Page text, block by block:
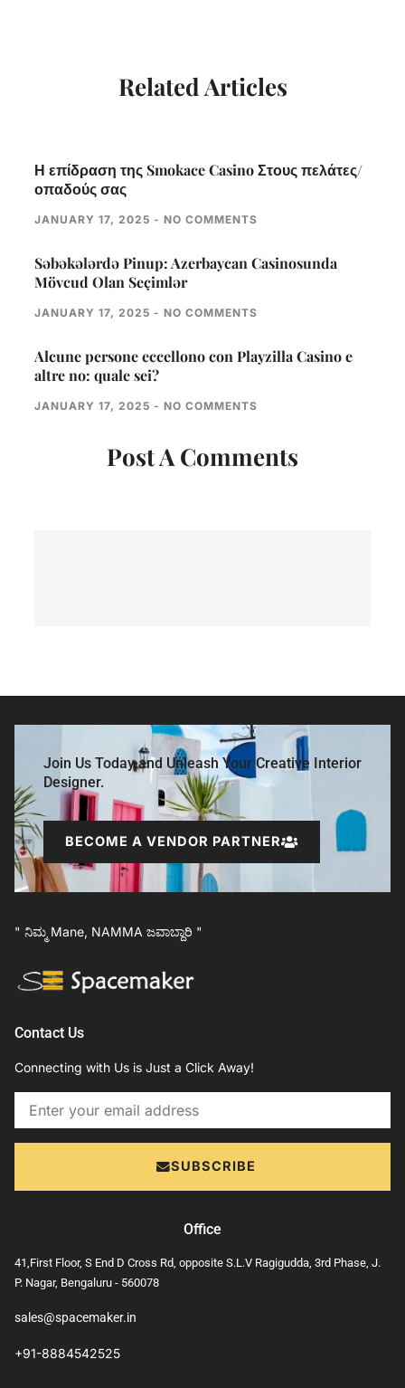
Related Articles
Η επίδραση της Smokace Casino Στους πελάτες/
οπαδούς σας
JANUARY 17, 2025 NO COMMENTS
Səbəkələrdə Pinup: Azerbaycan Casinosunda
Mövcud Olan Seçimlər
JANUARY 17, 2025 NO COMMENTS
Alcune persone eccellono con Playzilla Casino e
altre no: quale sei?
JANUARY 17, 2025 NO COMMENTS
Post A Comments
Join Us Today and Unleash Your Creative Interior
Designer.
BECOME A VENDOR PARTNER
" ನಿಮ್ಮ Mane, NAMMA ಜವಾಬ್ದಾರಿ "
Contact Us
Connecting with Us is Just a Click Away!
Email
SUBSCRIBE
Office
41,First Floor, S End D Cross Rd, opposite S.L.V Ragigudda, 3rd Phase, J.
P. Nagar, Bengaluru - 560078
sales@spacemaker.in
+91-8884542525